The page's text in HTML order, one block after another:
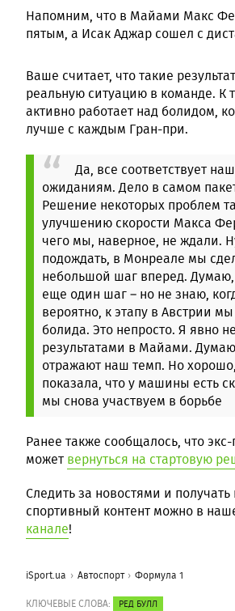
Напомним, что в Майами Макс
пятым, а Исак Аджар сошел с
Ваше считает, что такие
реальную ситуацию в команде. К
активно работает над болидом,
лучше с каждым Гран-при.
Да, все соответствует
ожиданиям. Дело в самом
Решение некоторых проблем
улучшению скорости Макса
чего мы, наверное, не ждали.
подождать, в Монреале мы
небольшой шаг вперед. Думаю,
еще один шаг – но не знаю,
вероятно, к этапу в Австрии
болида. Это непросто. Я явно
результатами в Майами.
отражают наш темп. Но
показала, что у машины есть
мы снова участвуем в борьбе
Ранее также сообщалось, что
может вернуться на стартовую
Следить за новостями и
спортивный контент можно в
канале!
iSport.ua Автоспорт Формула 1
КЛЮЧЕВЫЕ СЛОВА: РЕД БУЛЛ